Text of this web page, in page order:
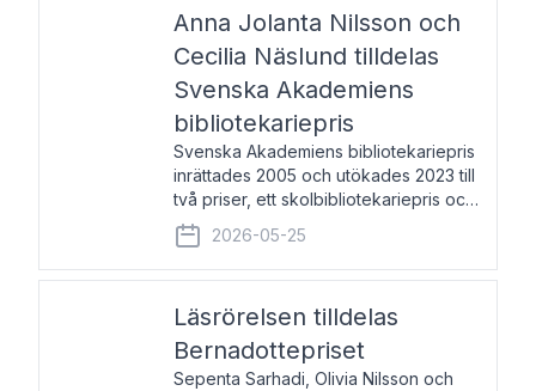
Anna Jolanta Nilsson och
Cecilia Näslund tilldelas
Svenska Akademiens
bibliotekariepris
Svenska Akademiens bibliotekariepris
inrättades 2005 och utökades 2023 till
två priser, ett skolbibliotekariepris och
ett folkbibliotekariepris. Priserna skall
tilldelas bibliotekarier vid svenska folk-
och skolbibliotek som gjort värdefull
2026-05-25
Läsrörelsen tilldelas
Bernadottepriset
Sepenta Sarhadi, Olivia Nilsson och